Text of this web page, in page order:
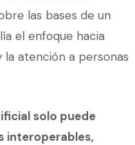
las bases de un
el enfoque hacia
la atención a personas
solo puede
interoperables,